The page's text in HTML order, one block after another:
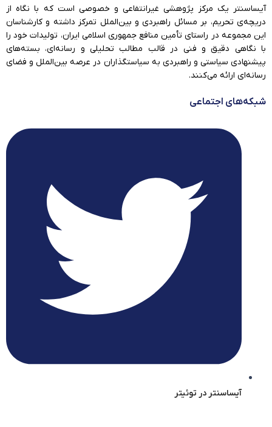
آیساسنتر یک مرکز پژوهشی غیرانتفاعی و خصوصی است که با نگاه از
دریچه‌ی تحریم، بر مسائل راهبردی و بین‌الملل تمرکز داشته و کارشناسان
این مجموعه در راستای تأمین منافع جمهوری اسلامی ایران، تولیدات خود را
با نگاهی دقیق و فنی در قالب مطالب تحلیلی و رسانه‌ای، بسته‌های
پیشنهادی سیاستی و راهبردی به سیاستگذاران در عرصه بین‌الملل و فضای
رسانه‌ای ارائه می‌کنند.
شبکه‌های اجتماعی
آیساسنتر در توئیتر